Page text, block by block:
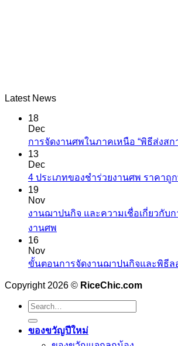
Latest News
18
Dec
การจัดงานศพในภาคเหนือ “พิธีส่งสก
13
Dec
4 ประเภทของชำร่วยงานศพ ราคาถู
19
Nov
งานฌาปนกิจ และความเชื่อเกี่ยวกับ
งานศพ
16
Nov
ขั้นตอนการจัดงานฌาปนกิจและพิธีล
Copyright 2026 © RiceChic.com
Search
for:
ของขวัญปีใหม่